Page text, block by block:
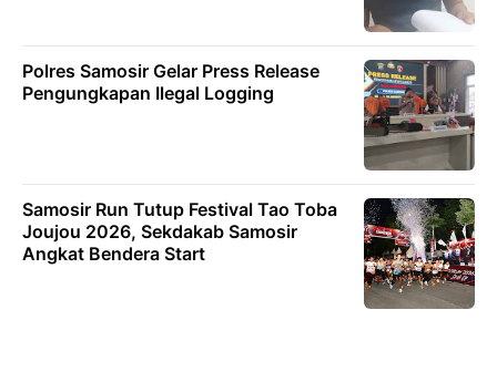
Polres Samosir Gelar Press Release
Pengungkapan Ilegal Logging
Samosir Run Tutup Festival Tao Toba
Joujou 2026, Sekdakab Samosir
Angkat Bendera Start